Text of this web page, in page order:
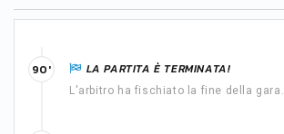
LA PARTITA È TERMINATA!
L'arbitro ha fischiato la fine della gara.
90'